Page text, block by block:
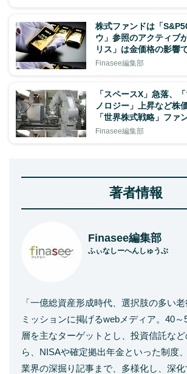
株式ファンドは「
ウ」参照のアクティブ
リス」は金価格の影響
Finasee編集部
「スペースX」急落、
ノロジー」上昇など株
「世界株式戦略」ファ
Finasee編集部
著者情報
Finasee編集部
ふぃなしーへんしゅうぶ
「一億総資産形成時代、選択肢の多い
ミッションに掲げるwebメディア。40
層を主なターゲットとし、投資信託な
ら、NISAや確定拠出年金といった制度
業界の深掘り記事まで、多様化し、深化